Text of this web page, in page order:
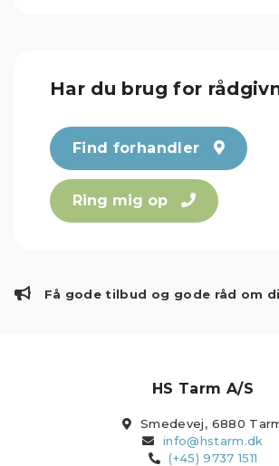
Har du brug for
Find forhandler
Ring mig op
Få gode tilbud og gode råd om
HS Tarm A/S
Smedevej, 6880
info@hstarm.dk
(+45) 9737 1511